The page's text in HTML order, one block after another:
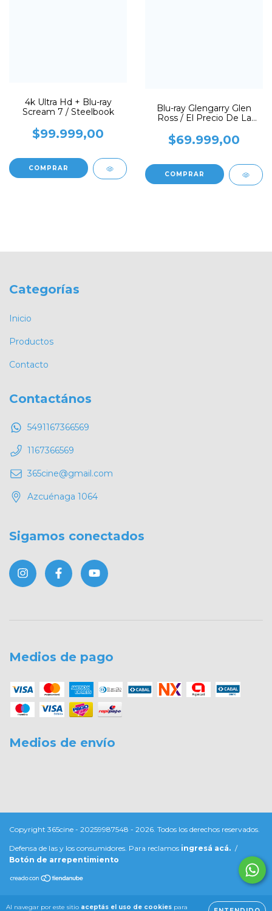
Al navegar por este sitio aceptás el uso de cookies para
4k Ultra Hd + Blu-ray
Scream 7 / Steelbook
$99.999,00
Blu-ray Glengarry Glen
Ross / El Precio De La
$69.999,00
Categorías
Inicio
Productos
Contacto
Contactános
5491167366569
1167366569
365cine@gmail.com
Azcuénaga 1064
Sigamos conectados
Medios de pago
Medios de envío
Copyright 365cine - 20259987548 - 2026. Todos los derechos reservados.
Defensa de las y los consumidores. Para reclamos ingresá acá. /
Botón de arrepentimiento